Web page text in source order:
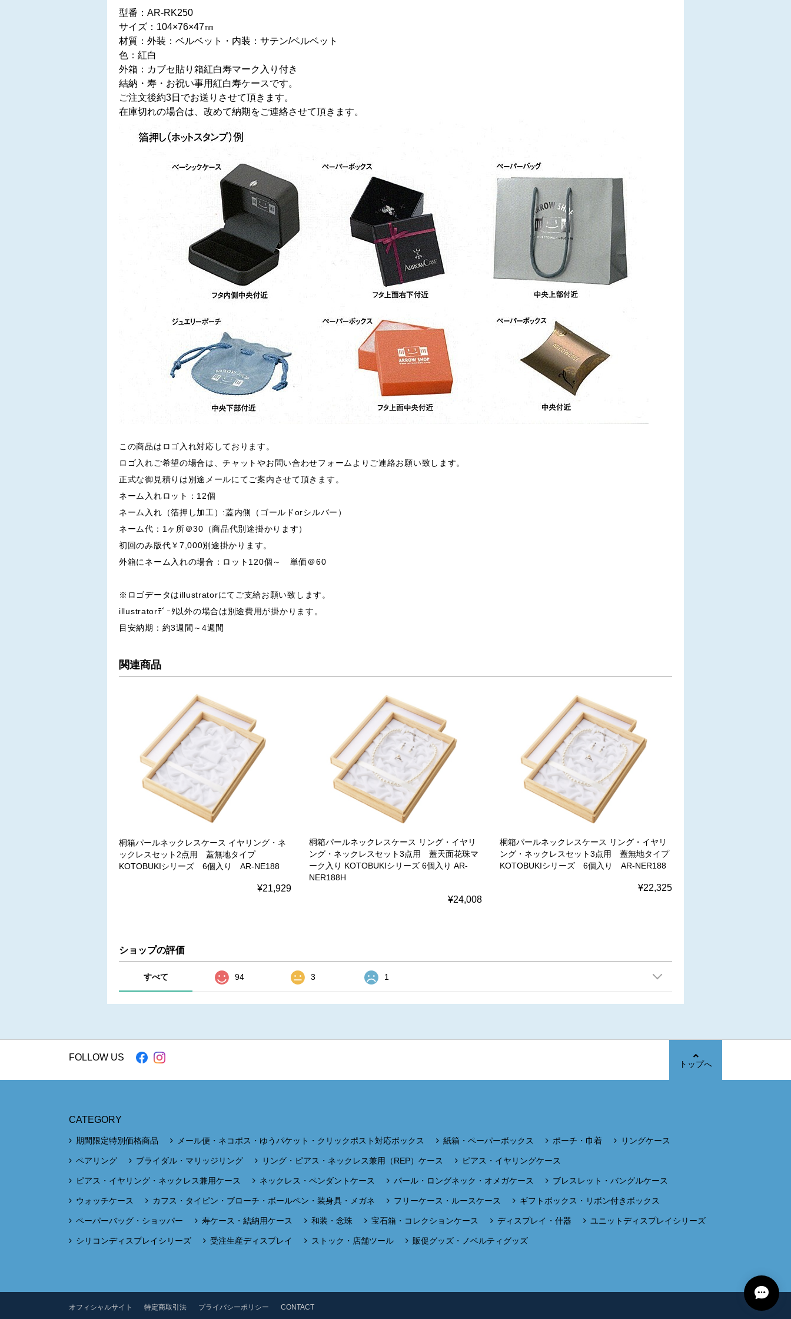
型番：AR-RK250
サイズ：104×76×47㎜
材質：外装：ベルベット・内装：サテン/ベルベット
色：紅白
外箱：カブセ貼り箱紅白寿マーク入り付き
結納・寿・お祝い事用紅白寿ケースです。
ご注文後約3日でお送りさせて頂きます。
在庫切れの場合は、改めて納期をご連絡させて頂きます。
この商品はロゴ入れ対応しております。
ロゴ入れご希望の場合は、チャットやお問い合わせフォームよりご連絡お願い致します。
正式な御見積りは別途メールにてご案内させて頂きます。
ネーム入れロット：12個
ネーム入れ（箔押し加工）:蓋内側（ゴールドorシルバー）
ネーム代：1ヶ所＠30（商品代別途掛かります）
初回のみ版代￥7,000別途掛かります。
外箱にネーム入れの場合：ロット120個～ 単価＠60
※ロゴデータはillustratorにてご支給お願い致します。
illustratorﾃﾞｰﾀ以外の場合は別途費用が掛かります。
目安納期：約3週間～4週間
関連商品
桐箱パールネックレスケース イヤリング・ネ
ックレスセット2点用 蓋無地タイプ
KOTOBUKIシリーズ 6個入り AR-NE188
¥21,929
桐箱パールネックレスケース リング・イヤリ
ング・ネックレスセット3点用 蓋天面花珠マ
ーク入り KOTOBUKIシリーズ 6個入り AR-
NER188H
¥24,008
桐箱パールネックレスケース リング・イヤリ
ング・ネックレスセット3点用 蓋無地タイプ
KOTOBUKIシリーズ 6個入り AR-NER188
¥22,325
ショップの評価
すべて 94 3 1
FOLLOW US
トップへ
CATEGORY
期間限定特別価格商品 メール便・ネコポス・ゆうパケット・クリックポスト対応ボックス 紙箱・ペーパーボックス ポーチ・巾着 リングケース
ペアリング ブライダル・マリッジリング リング・ピアス・ネックレス兼用（REP）ケース ピアス・イヤリングケース
ピアス・イヤリング・ネックレス兼用ケース ネックレス・ペンダントケース パール・ロングネック・オメガケース ブレスレット・バングルケース
ウォッチケース カフス・タイピン・ブローチ・ボールペン・装身具・メガネ フリーケース・ルースケース ギフトボックス・リボン付きボックス
ペーパーバッグ・ショッパー 寿ケース・結納用ケース 和装・念珠 宝石箱・コレクションケース ディスプレイ・什器 ユニットディスプレイシリーズ
シリコンディスプレイシリーズ 受注生産ディスプレイ ストック・店舗ツール 販促グッズ・ノベルティグッズ
オフィシャルサイト 特定商取引法 プライバシーポリシー CONTACT